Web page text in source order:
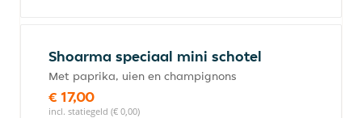
Shoarma speciaal mini schotel
Met paprika, uien en champignons
€ 17,00
incl. statiegeld (€ 0,00)